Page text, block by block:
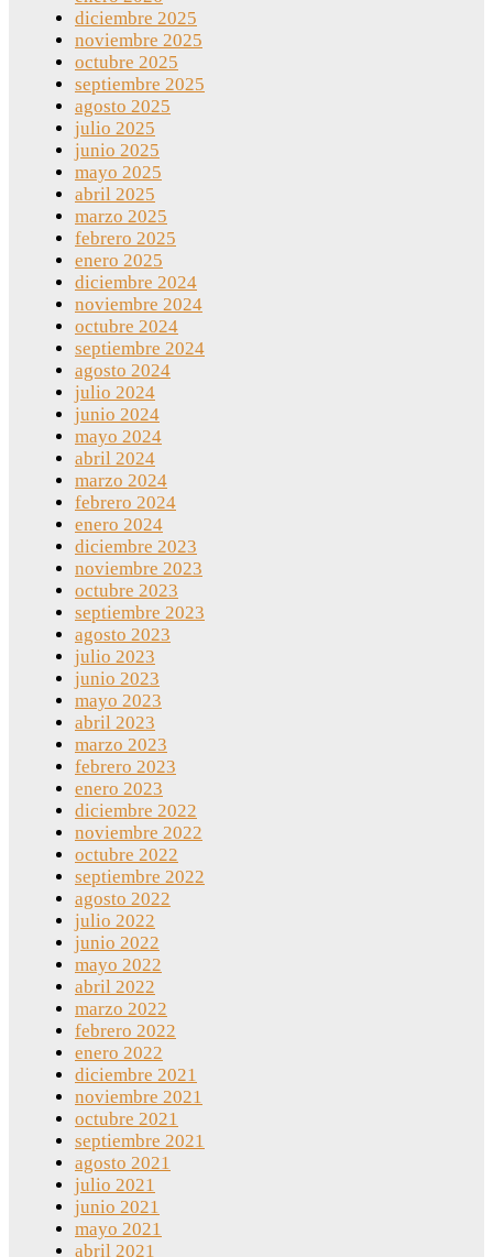
diciembre 2025
noviembre 2025
octubre 2025
septiembre 2025
agosto 2025
julio 2025
junio 2025
mayo 2025
abril 2025
marzo 2025
febrero 2025
enero 2025
diciembre 2024
noviembre 2024
octubre 2024
septiembre 2024
agosto 2024
julio 2024
junio 2024
mayo 2024
abril 2024
marzo 2024
febrero 2024
enero 2024
diciembre 2023
noviembre 2023
octubre 2023
septiembre 2023
agosto 2023
julio 2023
junio 2023
mayo 2023
abril 2023
marzo 2023
febrero 2023
enero 2023
diciembre 2022
noviembre 2022
octubre 2022
septiembre 2022
agosto 2022
julio 2022
junio 2022
mayo 2022
abril 2022
marzo 2022
febrero 2022
enero 2022
diciembre 2021
noviembre 2021
octubre 2021
septiembre 2021
agosto 2021
julio 2021
junio 2021
mayo 2021
abril 2021